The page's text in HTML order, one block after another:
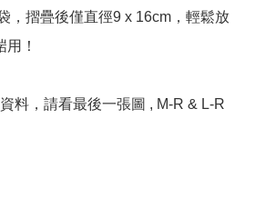
，摺疊後僅直徑9 x 16cm，輕鬆放
！
料，請看最後一張圖 , M-R & L-R